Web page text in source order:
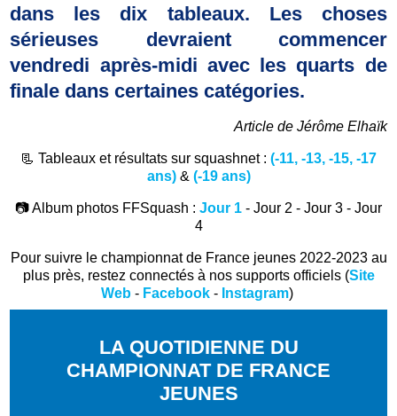
dans les dix tableaux. Les choses
sérieuses devraient commencer
vendredi après-midi avec les quarts de
finale dans certaines catégories.
Article de Jérôme Elhaïk
📃 Tableaux et résultats sur squashnet : (-11, -13, -15, -17
ans)& (-19 ans)
📷 Album photos FFSquash : Jour 1 - Jour 2 - Jour 3 - Jour
4
Pour suivre le championnat de France jeunes 2022-2023 au
plus près, restez connectés à nos supports officiels (Site
Web- Facebook- Instagram)
LA QUOTIDIENNE DU
CHAMPIONNAT DE FRANCE
JEUNES